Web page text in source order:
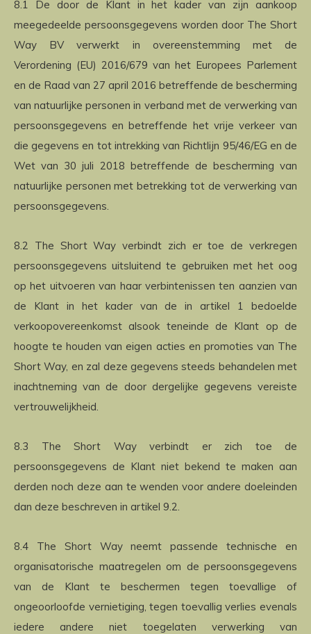
8.1 De door de Klant in het kader van zijn aankoop
meegedeelde persoonsgegevens worden door The Short
Way BV verwerkt in overeenstemming met de
Verordening (EU) 2016/679 van het Europees Parlement
en de Raad van 27 april 2016 betreffende de bescherming
van natuurlijke personen in verband met de verwerking van
persoonsgegevens en betreffende het vrije verkeer van
die gegevens en tot intrekking van Richtlijn 95/46/EG en de
Wet van 30 juli 2018 betreffende de bescherming van
natuurlijke personen met betrekking tot de verwerking van
persoonsgegevens.
8.2 The Short Way verbindt zich er toe de verkregen
persoonsgegevens uitsluitend te gebruiken met het oog
op het uitvoeren van haar verbintenissen ten aanzien van
de Klant in het kader van de in artikel 1 bedoelde
verkoopovereenkomst alsook teneinde de Klant op de
hoogte te houden van eigen acties en promoties van The
Short Way, en zal deze gegevens steeds behandelen met
inachtneming van de door dergelijke gegevens vereiste
vertrouwelijkheid.
8.3 The Short Way verbindt er zich toe de
persoonsgegevens de Klant niet bekend te maken aan
derden noch deze aan te wenden voor andere doeleinden
dan deze beschreven in artikel 9.2.
8.4 The Short Way neemt passende technische en
organisatorische maatregelen om de persoonsgegevens
van de Klant te beschermen tegen toevallige of
ongeoorloofde vernietiging, tegen toevallig verlies evenals
iedere andere niet toegelaten verwerking van